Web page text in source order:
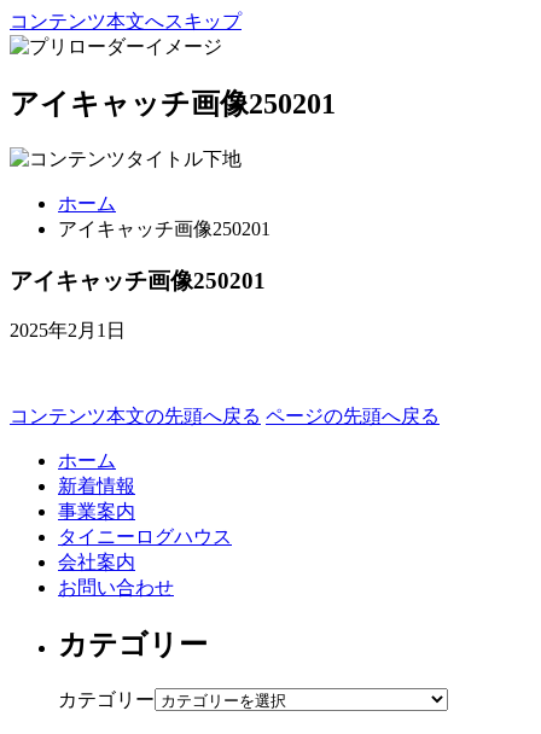
コンテンツ本文へスキップ
アイキャッチ画像250201
ホーム
アイキャッチ画像250201
アイキャッチ画像250201
2025年2月1日
コンテンツ本文の先頭へ戻る ページの先頭へ戻る
ホーム
新着情報
事業案内
タイニーログハウス
会社案内
お問い合わせ
カテゴリー
カテゴリー